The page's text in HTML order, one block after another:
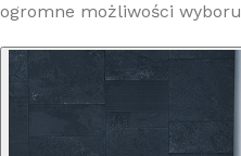
ogromne możliwości